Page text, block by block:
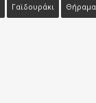
Γαϊδουράκι Θήραμα